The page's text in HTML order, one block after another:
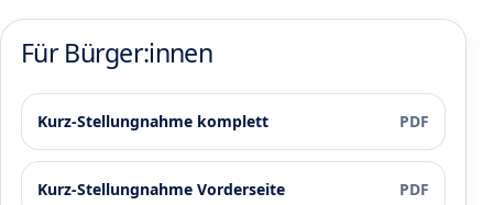
Für Bürger:innen
Kurz-Stellungnahme komplett PDF
Kurz-Stellungnahme Vorderseite PDF